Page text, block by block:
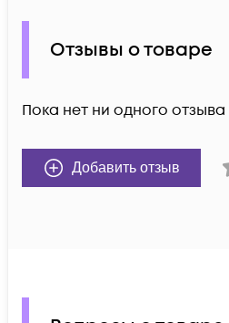
Отзывы о товаре
Пока нет ни одного отзыва
Добавить отзыв